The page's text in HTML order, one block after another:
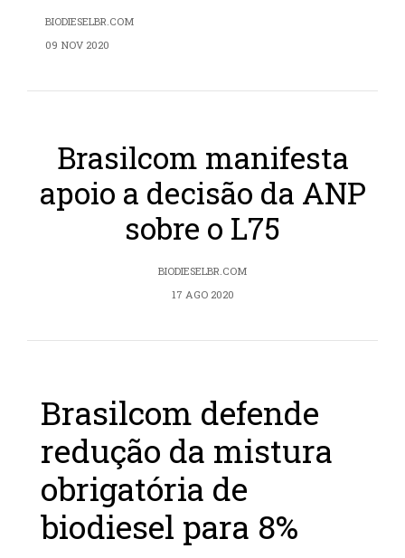
BIODIESELBR.COM
09 NOV 2020
Brasilcom manifesta
apoio a decisão da ANP
sobre o L75
BIODIESELBR.COM
17 AGO 2020
Brasilcom defende
redução da mistura
obrigatória de
biodiesel para 8%